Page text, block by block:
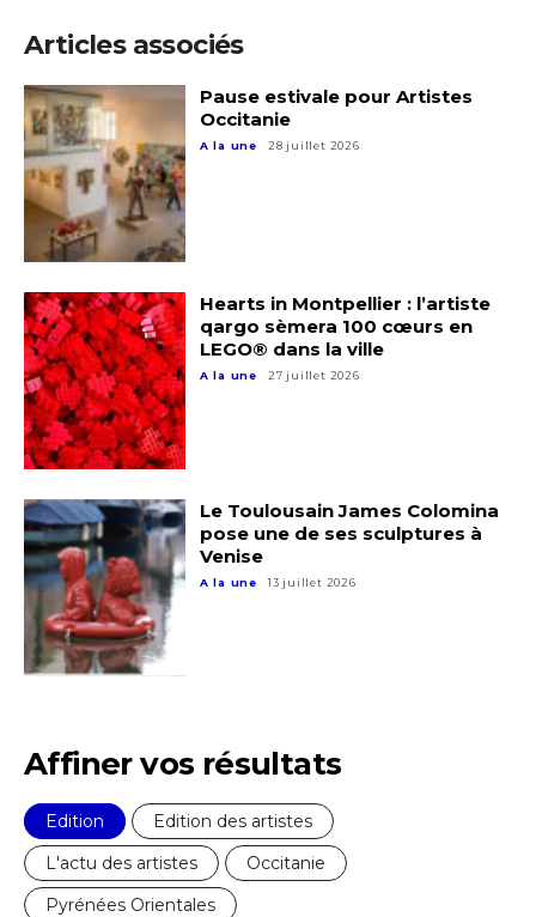
* Champ obligatoire
Prénom
Statut / Organisation
J'accepte lestermes et conditions
* Champ obligatoire
Articles associés
Pause estivale pour Artistes
Occitanie
A la une 28 juillet 2026
Hearts in Montpellier : l’artiste
qargo sèmera 100 cœurs en
LEGO® dans la ville
A la une 27 juillet 2026
Le Toulousain James Colomina
pose une de ses sculptures à
Venise
A la une 13 juillet 2026
Affiner vos résultats
Edition
Edition des artistes
L'actu des artistes
Occitanie
Pyrénées Orientales